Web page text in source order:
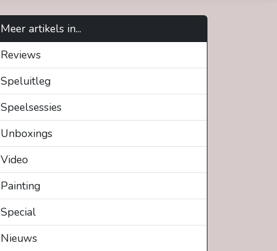
Meer artikels in...
Reviews
Speluitleg
Speelsessies
Unboxings
Video
Painting
Special
Nieuws